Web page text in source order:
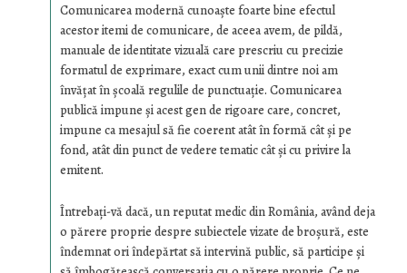
Comunicarea modernă cunoaşte foarte bine efectul
acestor itemi de comunicare, de aceea avem, de pildă,
manuale de identitate vizuală care prescriu cu precizie
formatul de exprimare, exact cum unii dintre noi am
învăţat în şcoală regulile de punctuaţie. Comunicarea
publică impune şi acest gen de rigoare care, concret,
impune ca mesajul să fie coerent atât în formă cât şi pe
fond, atât din punct de vedere tematic cât şi cu privire la
emitent.
Întrebaţi-vă dacă, un reputat medic din România, având deja
o părere proprie despre subiectele vizate de broşură, este
îndemnat ori îndepărtat să intervină public, să participe şi